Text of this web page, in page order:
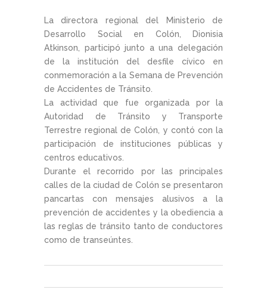
La directora regional del Ministerio de
Desarrollo Social en Colón, Dionisia
Atkinson, participó junto a una delegación
de la institución del desfile cívico en
conmemoración a la Semana de Prevención
de Accidentes de Tránsito.
La actividad que fue organizada por la
Autoridad de Tránsito y Transporte
Terrestre regional de Colón, y contó con la
participación de instituciones públicas y
centros educativos.
Durante el recorrido por las principales
calles de la ciudad de Colón se presentaron
pancartas con mensajes alusivos a la
prevención de accidentes y la obediencia a
las reglas de tránsito tanto de conductores
como de transeúntes.